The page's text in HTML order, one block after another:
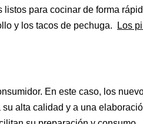
para cocinar de forma
y los tacos de pechuga.
Los
En este caso, los
alta calidad y a una